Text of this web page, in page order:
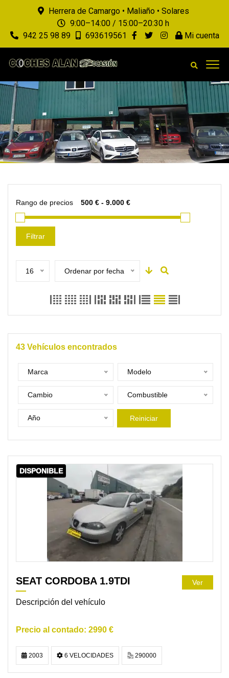
Herrera de Camargo • Maliaño • Solares
9:00–14:00 / 15:00–20:30 h
942 25 98 89
693619561 Mi cuenta
Rango de precios
Filtrar
16 Ordenar por fecha
43 Vehículos encontrados
Marca Modelo
Cambio Combustible
Año Reiniciar
DISPONIBLE
SEAT CORDOBA 1.9TDI
Descripción del vehículo
2990 €
Ver
2003 6 VELOCIDADES 290000